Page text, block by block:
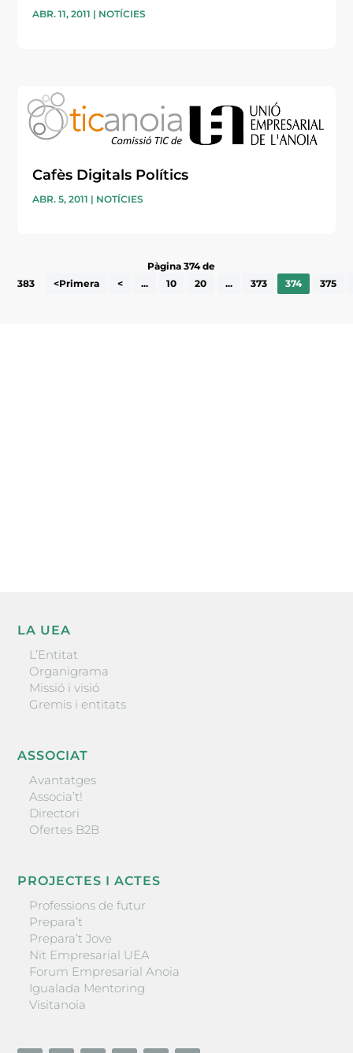
ABR. 11, 2011 | NOTÍCIES
Cafès Digitals Polítics
ABR. 5, 2011 | NOTÍCIES
Pàgina 374 de
383
<Primera < ... 10 20 ... 373 374 375
LA UEA
L’Entitat
Organigrama
Missió i visió
Gremis i entitats
ASSOCIAT
Avantatges
Associa’t!
Directori
Ofertes B2B
PROJECTES I ACTES
Professions de futur
Prepara’t
Prepara’t Jove
Nit Empresarial UEA
Forum Empresarial Anoia
Igualada Mentoring
Visitanoia